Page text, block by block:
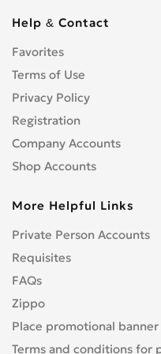
Help & Contact
Favorites
Terms of Use
Privacy Policy
Registration
Company Accounts
Shop Accounts
More Helpful Links
Private Person Accounts
Requisites
FAQs
Zippo
Place promotional banner
Terms and conditions for